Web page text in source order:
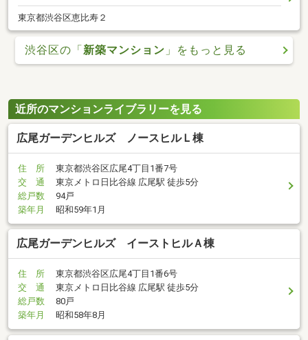
東京都渋谷区恵比寿２
渋谷区の「新築マンション 」をもっと見る
近所のマンションライブラリーを見る
広尾ガーデンヒルズ ノースヒルＬ棟
住 所
東京都渋谷区広尾4丁目1番7号
交 通
東京メトロ日比谷線 広尾駅 徒歩5分
総戸数
94戸
築年月
昭和59年1月
広尾ガーデンヒルズ イーストヒルＡ棟
住 所
東京都渋谷区広尾4丁目1番6号
交 通
東京メトロ日比谷線 広尾駅 徒歩5分
総戸数
80戸
築年月
昭和58年8月